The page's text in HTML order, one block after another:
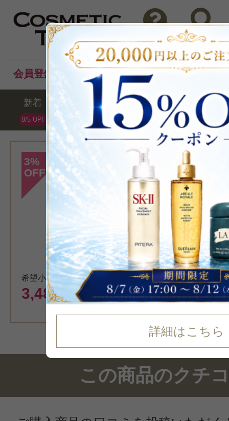
問い合わせ 検索
会員登録後のお買い物でポイントプレゼント！
新着
8/5 UP!
セール ランキング ブ
詳細はこちら
3%
OFF
希望小売価格 3,630円
3,489 円（税込）
再入荷
[ジェーンアイル
>フォーエバー
口紅
カート
この商品のクチ